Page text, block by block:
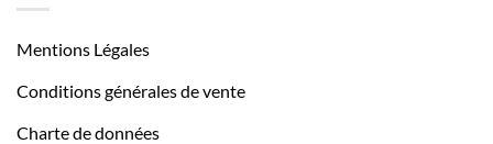
Mentions Légales
Conditions générales de vente
Charte de données